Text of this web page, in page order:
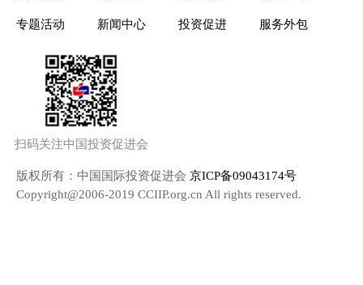
专题活动 新闻中心 投资促进 服务外包
扫码关注中国投资促进会
版权所有：中国国际投资促进会 京ICP备09043174号
Copyright@2006-2019 CCIIP.org.cn All rights reserved.